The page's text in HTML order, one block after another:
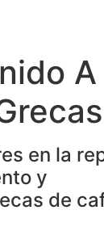
A
en la
y
de